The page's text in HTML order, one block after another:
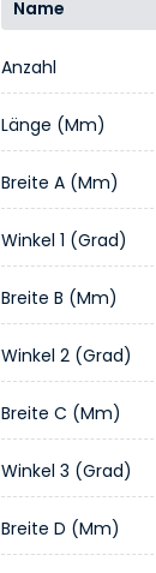
Name
Anzahl
Länge (mm)
Breite A (mm)
Winkel 1 (Grad)
Breite B (mm)
Winkel 2 (Grad)
Breite C (mm)
Winkel 3 (Grad)
Breite D (mm)